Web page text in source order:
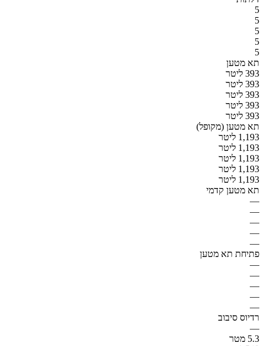
5
5
5
5
5
תא מטען
393 ליטר
393 ליטר
393 ליטר
393 ליטר
393 ליטר
תא מטען (מקופל)
1,193 ליטר
1,193 ליטר
1,193 ליטר
1,193 ליטר
1,193 ליטר
תא מטען קדמי
—
—
—
—
—
פתיחת תא מטען
—
—
—
—
—
רדיוס סיבוב
—
5.3 מטר